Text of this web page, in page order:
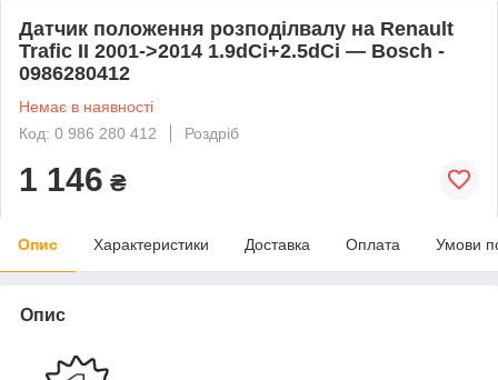
Датчик положення розподілвалу на Renault
Trafic II 2001->2014 1.9dCi+2.5dCi — Bosch -
0986280412
Немає в наявності
Код: 0 986 280 412
Роздріб
1 146 ₴
Опис Характеристики Доставка Оплата Умови
Опис